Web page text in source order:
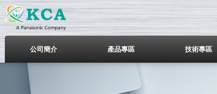
鎧鋒企業股份有限公司
公司簡介 產品專區 技術專區